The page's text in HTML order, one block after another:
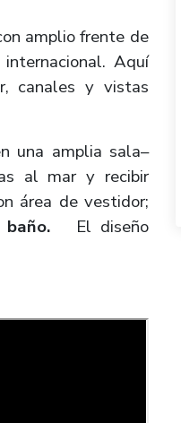
amplio frente de
Aquí
canales y vistas
una amplia sala–
al mar y recibir
área de vestidor;
El diseño